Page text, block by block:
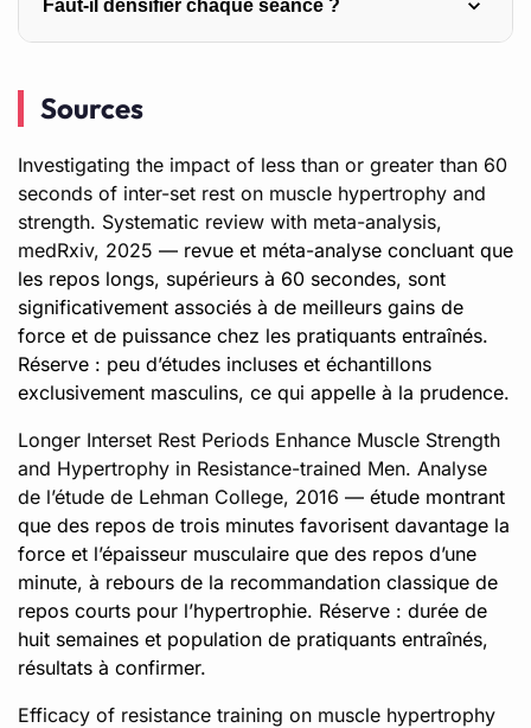
supersets agoniste-antagoniste, on gagne en densité
clubs MagicFit aident à répartir ce type de choix selon les
Faut-il densifier chaque séance ?
compte de la fatigue accumulée et de l’objectif, mène au
vaut ignorer la densité. Un accompagnement, comme
celui proposé dans les clubs MagicFit, aide à savoir
quand densifier et quand ralentir.
Sources
Investigating the impact of less than or greater than 60
seconds of inter-set rest on muscle hypertrophy and
strength. Systematic review with meta-analysis,
medRxiv, 2025 — revue et méta-analyse concluant que
les repos longs, supérieurs à 60 secondes, sont
significativement associés à de meilleurs gains de
force et de puissance chez les pratiquants entraînés.
Réserve : peu d’études incluses et échantillons
exclusivement masculins, ce qui appelle à la prudence.
Longer Interset Rest Periods Enhance Muscle Strength
and Hypertrophy in Resistance-trained Men. Analyse
de l’étude de Lehman College, 2016 — étude montrant
que des repos de trois minutes favorisent davantage la
force et l’épaisseur musculaire que des repos d’une
minute, à rebours de la recommandation classique de
repos courts pour l’hypertrophie. Réserve : durée de
huit semaines et population de pratiquants entraînés,
résultats à confirmer.
Efficacy of resistance training on muscle hypertrophy